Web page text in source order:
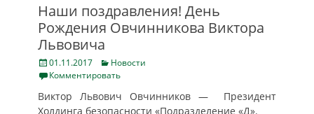
Наши поздравления! День
Рождения Овчинникова Виктора
Львовича
Posted
on
01.11.2017 Categories
Новости
Комментировать
Виктор Львович Овчинников — Президент
Холдинга безопасности «Подразделение «Д».